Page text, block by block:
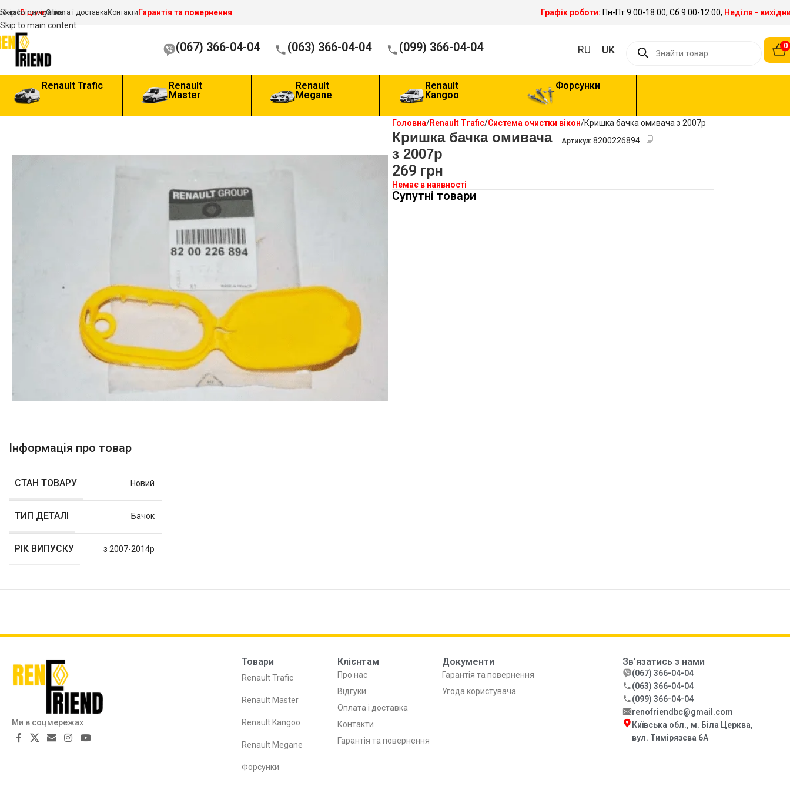
Skip to navigation
Skip to main content
насВідгукиОплата і доставка КонтактиГарантія та повернення Графік роботи: Пн-Пт 9:00-18:00, Сб 9:00-12:00, Неділя -
(067) 366-04-04 (063) 366-04-04 (099) 366-04-04 RU UK 0
Renault Trafic
Renault
Master
Renault
Megane
Renault
Kangoo
Форсунки
Інформація про товар
СТАН ТОВАРУ Новий
ТИП ДЕТАЛІ Бачок
РІК ВИПУСКУ з 2007-2014р
Головна Renault Trafic Система очистки вікон Кришка бачка омивача з 2007р
Кришка бачка омивача
з 2007р
Артикул: 8200226894
269 грн
Немає в наявності
Супутні товари
Ми в соцмережах
Товари
Renault Trafic
Renault Master
Renault Kangoo
Renault Megane
Форсунки
Клієнтам
Про нас
Відгуки
Оплата і доставка
Контакти
Гарантія та повернення
Документи
Гарантія та повернення
Угода користувача
Зв'язатись з нами
(067) 366-04-04
(063) 366-04-04
(099) 366-04-04
renofriendbc@gmail.com
Київська обл., м. Біла Церква,
вул. Тимірязєва 6А